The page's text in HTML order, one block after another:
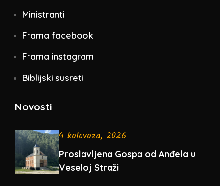
Ministranti
Frama facebook
Frama instagram
Biblijski susreti
Novosti
4 kolovoza, 2026
Proslavljena Gospa od Anđela u
Veseloj Straži